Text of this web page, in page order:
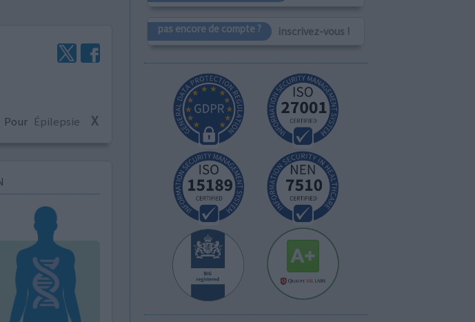
Pour Épilepsie X
pas encore de compte ? inscrivez-vous !